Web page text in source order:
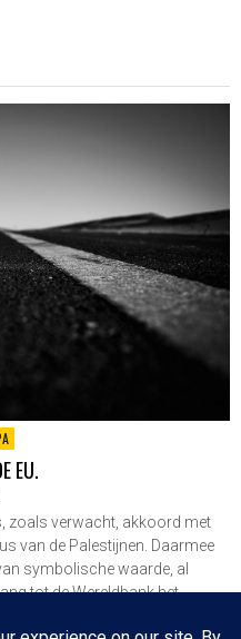
EU.
zoals verwacht, akkoord met
van de Palestijnen. Daarmee
symbolische waarde, al
tot de Wereldbank het